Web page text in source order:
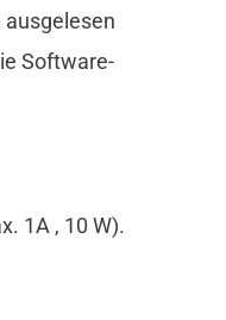
Software-
1A , 10 W).